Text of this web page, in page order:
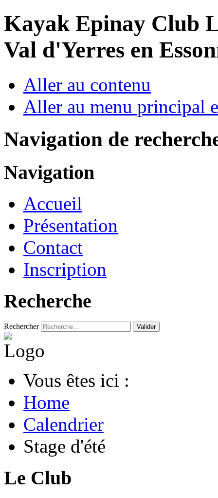
Kayak Epinay Club
Val d'Yerres en
Aller au contenu
Aller au menu principal
Navigation de
Navigation
Accueil
Présentation
Contact
Inscription
Recherche
Rechercher Valider
Vous êtes ici :
Home
Calendrier
Stage d'été
Le Club